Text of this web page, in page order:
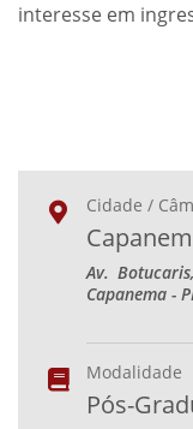
interesse em
Cidade /
Av.
Capanema -
Modalidade
Pós-